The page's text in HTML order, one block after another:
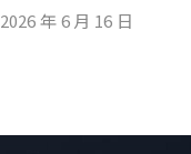
2026 年 6 月 16 日